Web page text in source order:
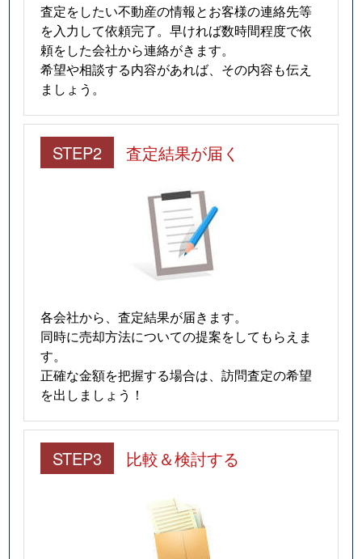
査定をしたい不動産の情報とお客様の連絡先等
を入力して依頼完了。早ければ数時間程度で依
頼をした会社から連絡がきます。
希望や相談する内容があれば、その内容も伝え
ましょう。
STEP2 査定結果が届く
各会社から、査定結果が届きます。
同時に売却方法についての提案をしてもらえま
す。
正確な金額を把握する場合は、訪問査定の希望
を出しましょう！
STEP3 比較＆検討する